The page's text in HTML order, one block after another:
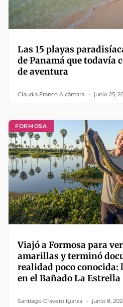
Las 15 playas
de Panamá que todavía
de aventura
Claudia Franco Alcántara junio 25,
FORMOSA
Viajó a Formosa para
amarillas y terminó
realidad poco conocida:
en el Bañado La Estrella
Santiago Cravero Igarza junio 8,